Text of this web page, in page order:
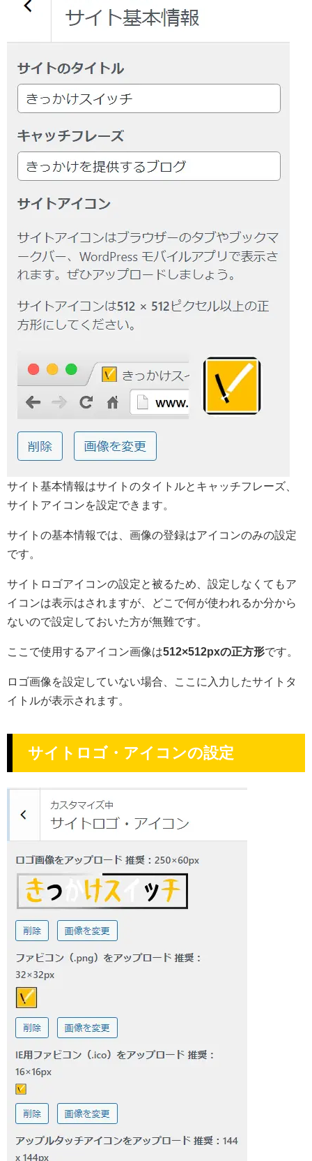
サイト基本情報はサイトのタイトルとキャッチフレーズ、
サイトアイコンを設定できます。
サイトの基本情報では、画像の登録はアイコンのみの設定
です。
サイトロゴアイコンの設定と被るため、設定しなくてもア
イコンは表示はされますが、どこで何が使われるか分から
ないので設定しておいた方が無難です。
ここで使用するアイコン画像は512×512pxの正方形です。
ロゴ画像を設定していない場合、ここに入力したサイトタ
イトルが表示されます。
サイトロゴ・アイコンの設定